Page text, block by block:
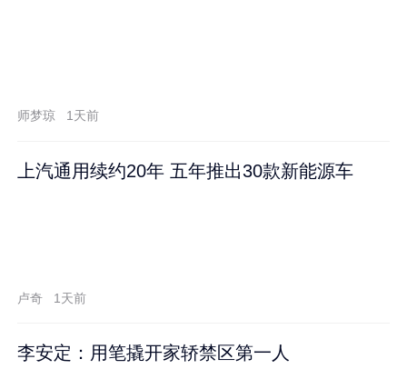
师梦琼 1天前
上汽通用续约20年 五年推出30款新能源车
卢奇 1天前
李安定：用笔撬开家轿禁区第一人